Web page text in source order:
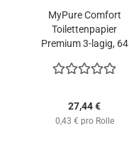
MyPure Comfort
Toilettenpapier
Premium 3-lagig, 64
27,44 €
0,43 € pro Rolle